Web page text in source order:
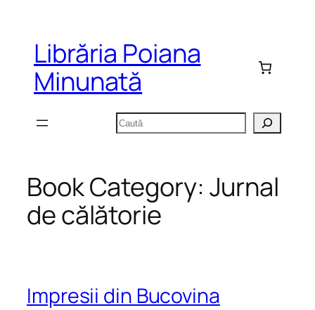
conținutLibrăria Poiana
Minunată
Caută
Book Category: Jurnal
de călătorie
Impresii din Bucovina